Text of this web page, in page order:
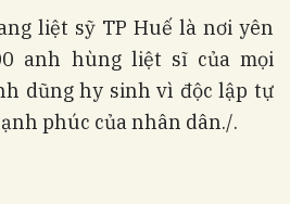
liệt sỹ TP Huế là nơi yên
anh hùng liệt sĩ của mọi
dũng hy sinh vì độc lập tự
phúc của nhân dân./.